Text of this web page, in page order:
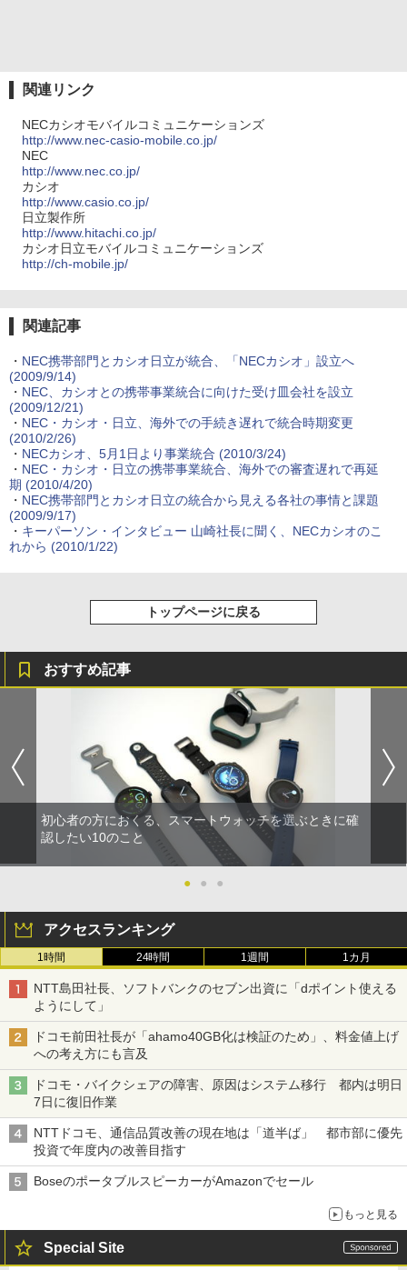
関連リンク
NECカシオモバイルコミュニケーションズ
http://www.nec-casio-mobile.co.jp/
NEC
http://www.nec.co.jp/
カシオ
http://www.casio.co.jp/
日立製作所
http://www.hitachi.co.jp/
カシオ日立モバイルコミュニケーションズ
http://ch-mobile.jp/
関連記事
・ NEC携帯部門とカシオ日立が統合、「NECカシオ」設立へ
(2009/9/14)
・ NEC、カシオとの携帯事業統合に向けた受け皿会社を設立
(2009/12/21)
・ NEC・カシオ・日立、海外での手続き遅れで統合時期変更
(2010/2/26)
・ NECカシオ、5月1日より事業統合 (2010/3/24)
・ NEC・カシオ・日立の携帯事業統合、海外での審査遅れで再延
期 (2010/4/20)
・ NEC携帯部門とカシオ日立の統合から見える各社の事情と課題
(2009/9/17)
・ キーパーソン・インタビュー 山崎社長に聞く、NECカシオのこ
れから (2010/1/22)
トップページに戻る
おすすめ記事
初心者の方におくる、スマートウォッチを選ぶときに確
認したい10のこと
● ● ●
アクセスランキング
1時間 24時間 1週間 1カ月
NTT島田社長、ソフトバンクのセブン出資に「dポイント使える
ようにして」
ドコモ前田社長が「ahamo40GB化は検証のため」、料金値上げ
への考え方にも言及
ドコモ・バイクシェアの障害、原因はシステム移行 都内は明日
7日に復旧作業
NTTドコモ、通信品質改善の現在地は「道半ば」 都市部に優先
投資で年度内の改善目指す
BoseのポータブルスピーカーがAmazonでセール
もっと見る
Special Site